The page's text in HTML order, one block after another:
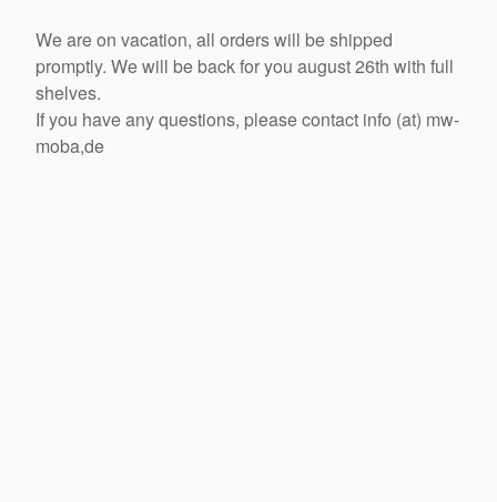
We are on vacation, all orders will be shipped
promptly. We will be back for you august 26th with full
shelves.
If you have any questions, please contact info (at) mw-
moba,de